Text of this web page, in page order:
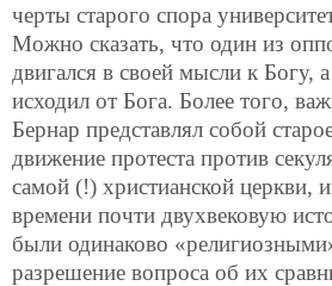
черты старого спора
Можно сказать, что один из
двигался в своей мысли к
исходил от Бога. Более того,
Бернар представлял собой
движение протеста против
самой (!) христианской церкви,
времени почти двухвековую
были одинаково
разрешение вопроса об их